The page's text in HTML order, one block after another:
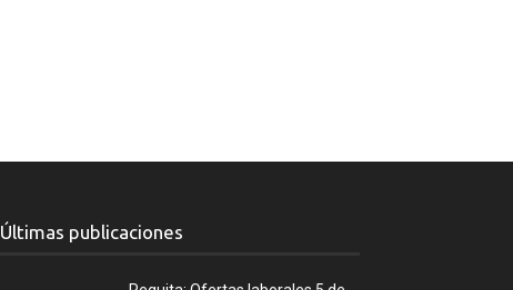
Últimas publicaciones